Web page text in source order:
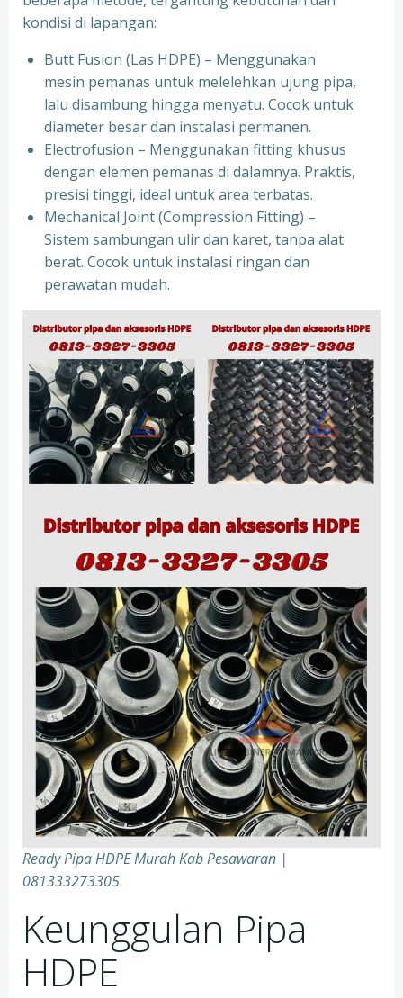
kondisi di lapangan:
Butt Fusion (Las HDPE) – Menggunakan
mesin pemanas untuk melelehkan ujung pipa,
lalu disambung hingga menyatu. Cocok untuk
diameter besar dan instalasi permanen.
Electrofusion – Menggunakan fitting khusus
dengan elemen pemanas di dalamnya. Praktis,
presisi tinggi, ideal untuk area terbatas.
Mechanical Joint (Compression Fitting) –
Sistem sambungan ulir dan karet, tanpa alat
berat. Cocok untuk instalasi ringan dan
perawatan mudah.
Ready Pipa HDPE Murah Kab Pesawaran |
081333273305
Keunggulan Pipa
HDPE